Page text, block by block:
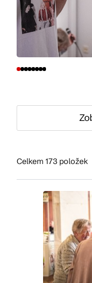
Kam vyrazit
Celkem 173 položek